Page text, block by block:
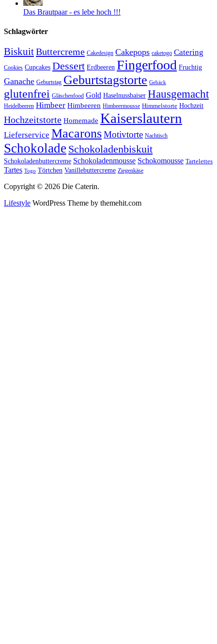
Das Brautpaar - es lebe hoch !!!
Schlagwörter
BiskuitButtercreme Cakedesign Cakepops caketogo Catering
Cookies Cupcakes Dessert Erdbeeren Fingerfood Fruchtig
Ganache Geburtstag Geburtstagstorte Gebäck
glutenfrei Gläschenfood Gold Haselnussbaiser Hausgemacht
Heidelbeeren Himbeer Himbeeren Himbeermousse Himmelstorte Hochzeit
Hochzeitstorte Homemade Kaiserslautern
Lieferservice MacaronsMotivtorte Nachtisch
Schokolade Schokoladenbiskuit
Schokoladenbuttercreme Schokoladenmousse Schokomousse Tartelettes
Tartes Togo Törtchen Vanillebuttercreme Ziegenkäse
Copyright © 2026 Die Caterin.
Lifestyle WordPress Theme by themehit.com